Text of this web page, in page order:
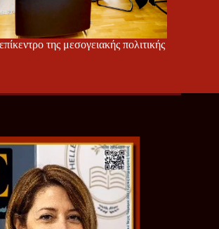
της μεσογειακής πολιτικής